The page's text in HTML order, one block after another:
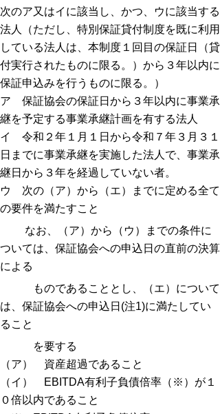
次のア又はイに該当し、かつ、ウに該当する
法人（ただし、特別保証貸付制度を既に利用
している法人は、本制度１回目の保証日（貸
付実行されたものに限る。）から３年以内に
保証申込みを行うものに限る。）
ア 保証協会の保証日から３年以内に事業承
継を予定する事業承継計画を有する法人
イ 令和２年１月１日から令和７年３月３１
日までに事業承継を実施した法人で、事業承
継日から３年を経過していない者。
ウ 次の（ア）から（エ）までに定める全て
の要件を満たすこと
なお、（ア）から（ウ）までの条件に
ついては、保証協会への申込日の直前の決算
による
ものであることとし、（エ）について
は、保証協会への申込日(注1)に満たしてい
ること
を要する
（ア） 資産超過であること
（イ） EBITDA有利子負債倍率（※）が１
０倍以内であること